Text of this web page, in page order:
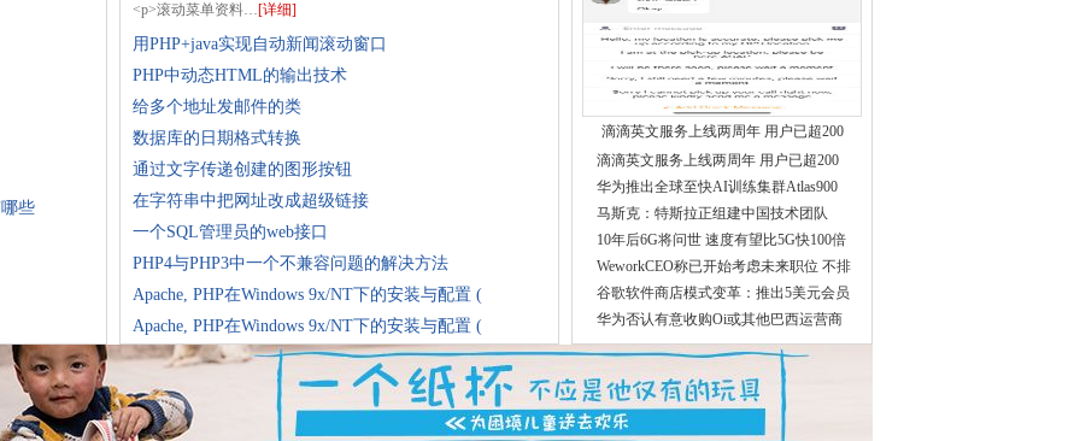
些
<p>滚动菜单资料…[详细]
用PHP+java实现自动新闻滚动窗口
PHP中动态HTML的输出技术
给多个地址发邮件的类
数据库的日期格式转换
通过文字传递创建的图形按钮
在字符串中把网址改成超级链接
一个SQL管理员的web接口
PHP4与PHP3中一个不兼容问题的解决方法
Apache, PHP在Windows 9x/NT下的安装与配置 (
Apache, PHP在Windows 9x/NT下的安装与配置 (
滴滴英文服务上线两周年 用户已超200
滴滴英文服务上线两周年 用户已超200
华为推出全球至快AI训练集群Atlas900
马斯克：特斯拉正组建中国技术团队
10年后6G将问世 速度有望比5G快100倍
WeworkCEO称已开始考虑未来职位 不排
谷歌软件商店模式变革：推出5美元会员
华为否认有意收购Oi或其他巴西运营商